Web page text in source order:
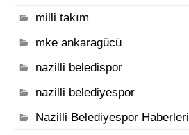
milli takım
mke ankaragücü
nazilli beledispor
nazilli belediyespor
Nazilli Belediyespor Haberleri